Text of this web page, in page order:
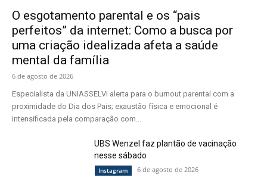
O esgotamento parental e os “pais
perfeitos” da internet: Como a busca por
uma criação idealizada afeta a saúde
mental da família
6 de agosto de 2026
Especialista da UNIASSELVI alerta para o burnout parental com a
proximidade do Dia dos Pais; exaustão física e emocional é
intensificada pela comparação com...
UBS Wenzel faz plantão de vacinação
nesse sábado
Instagram 6 de agosto de 2026